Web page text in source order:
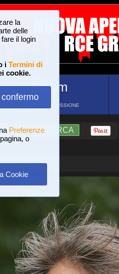
la
delle
il login
i Termini di
cookie.
Preferenze
o
Cookie
Forum
FORUM DI DISCUSSIONE
RICERCA